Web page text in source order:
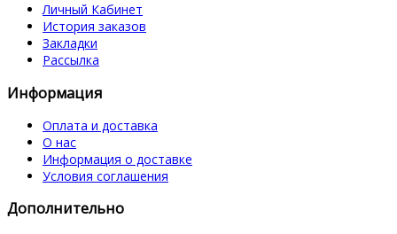
Личный Кабинет
История заказов
Закладки
Рассылка
Информация
Оплата и доставка
О нас
Информация о доставке
Условия соглашения
Дополнительно